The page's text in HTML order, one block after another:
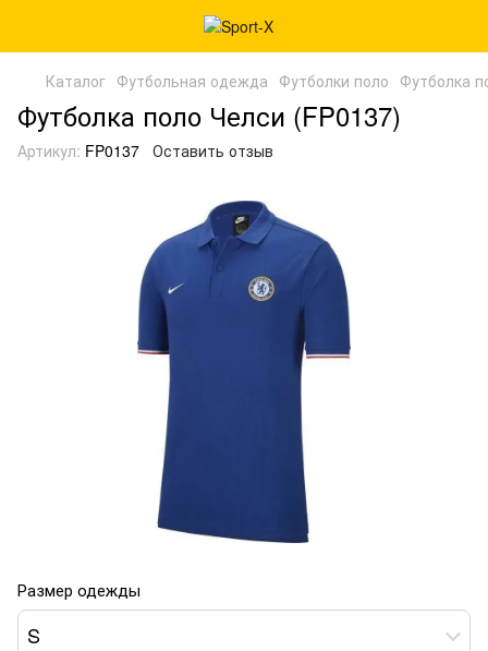
Каталог Футбольная одежда Футболки поло Футболка
Футболка поло Челси (FP0137)
Артикул: FP0137 Оставить отзыв
Размер одежды
S